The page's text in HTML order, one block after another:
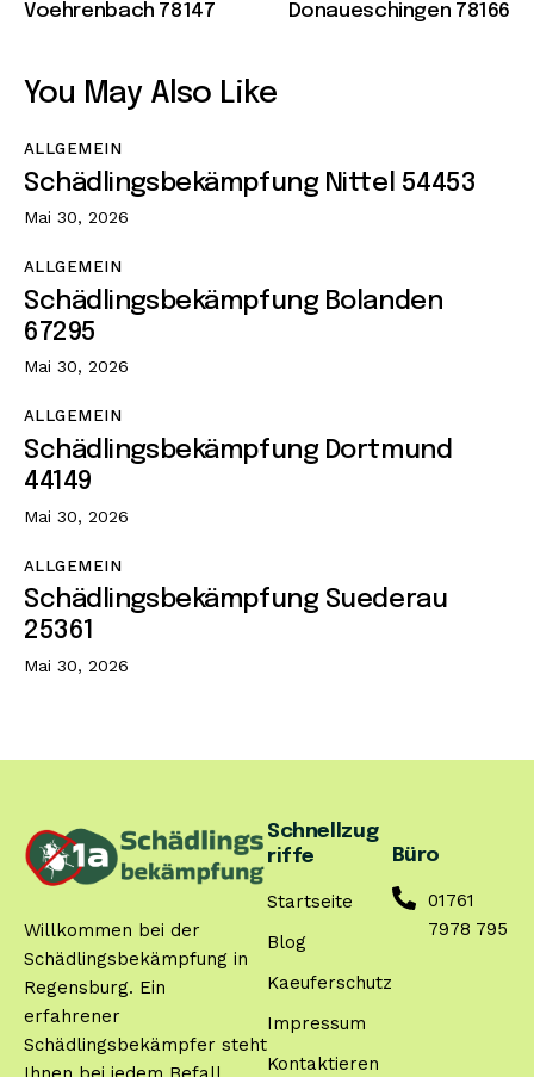
Voehrenbach 78147
Donaueschingen 78166
You May Also Like
ALLGEMEIN
Schädlingsbekämpfung Nittel 54453
Mai 30, 2026
ALLGEMEIN
Schädlingsbekämpfung Bolanden
67295
Mai 30, 2026
ALLGEMEIN
Schädlingsbekämpfung Dortmund
44149
Mai 30, 2026
ALLGEMEIN
Schädlingsbekämpfung Suederau
25361
Mai 30, 2026
Willkommen bei der
Schädlingsbekämpfung in
Regensburg. Ein
erfahrener
Schädlingsbekämpfer steht
Schnellzug
riffe
Startseite
Blog
Kaeuferschutz
Impressum
Kontaktieren
Büro
01761
7978 795